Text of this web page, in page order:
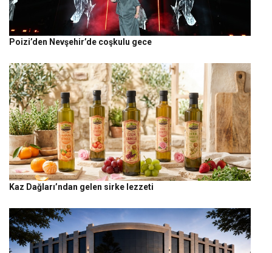
Poizi’den Nevşehir’de coşkulu gece
Kaz Dağları’ndan gelen sirke lezzeti